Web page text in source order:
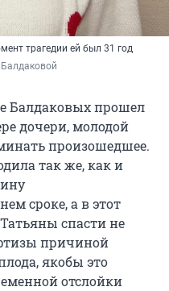
трагедии ей был 31 год
Балдаковых прошел
дочери, молодой
произошедшее.
так же, как и
сроке, а в этот
спасти не
причиной
якобы это
отслойки